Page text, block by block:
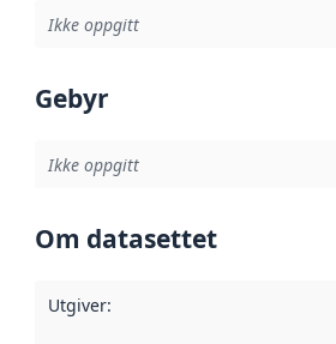
Ikke oppgitt
Gebyr
Ikke oppgitt
Om datasettet
Utgiver: